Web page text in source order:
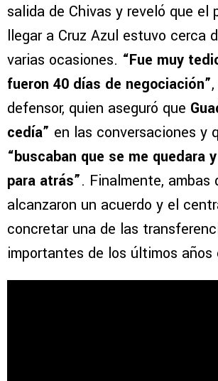
salida de Chivas y reveló que el
llegar a Cruz Azul estuvo cerca
varias ocasiones. “Fue muy
fueron 40 días de negociación”
defensor, quien aseguró que
cedía” en las conversaciones y
“buscaban que se me quedara
para atrás”. Finalmente, ambas
alcanzaron un acuerdo y el
concretar una de las
importantes de los últimos años